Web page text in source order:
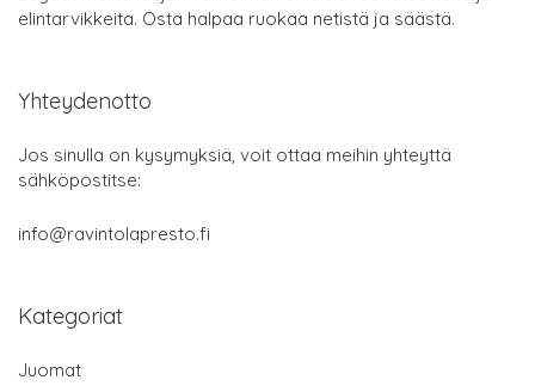
elintarvikkeita. Osta halpaa ruokaa netistä ja säästä.
Yhteydenotto
Jos sinulla on kysymyksiä, voit ottaa meihin yhteyttä
sähköpostitse:
info@ravintolapresto.fi
Kategoriat
Juomat